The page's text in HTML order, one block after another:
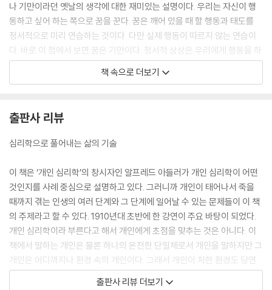
나 기만이라던 옛날의 생각에 대한 재미있는 설명이다. 우리는 자신이 행
동하고 싶어 하는 쪽으로 꿈을 꾼다. 꿈은 깨어 있을 때 할 행동과 태도를
정서적으로 미리 연습하는 것이다. 다만 실제 행동이 따르지 않는 연습이
다. 바로 이 점에서 보면 꿈은 기만이다. 정서적 상상은 우리에게 행동을 하
지 않는데도 행동의 전율을 안겨준다.”
“제대로 조정된 사회라면 구성원들이 능력을 개발할 수 있도록 받쳐주는
되어야 한다는 전제가 깔리기 때문이다. 사실 어느 개인이 고립된 조건에
서 산다면 어떤 기능에 결점이 있을 수도 있지만 이 개인이 제대로 조직된
“어떤 환자가 자신의 과거를 되돌아볼 때, 우리는 그의 기억에 떠오르는 것
이면 무엇이든 그에게 정서적으로 중요할 것이라고, 따라서 그의 성격을
풀 어떤 열쇠를 내놓을 것이라고 확신할 수 있다. 잊혀진 기억들도 생활양
식과 원형에 중요하다는 점을 부정할 수 없다. 그러나 잊혀진 기억들 혹은
흔히들 불리는 대로 무의식의 기억들을 찾아내는 것은 훨씬 더 어려운 일
이다. 의식적인 기억이든 무의식적인 기억이든 같은 우월의 목표를 향해
달린다는 공통점을 갖고 있다. 이 기억들 모두가 전체 원형의 일부를 이루
고 있다. 그러므로 가능하다면 의식적 기억과 무의식적 기억을 함께 발견
하는 것이 좋다. 의식적 기억과 무의식적 기억은 둘 다 똑같이 중요한 문제
책 속으로 더보기
출판사 리뷰
심리학으로 풀어내는 삶의 기술
이 책은 ‘개인 심리학’의 창시자인 알프레드 아들러가 개인 심리학이 어떤
것인지를 사례 중심으로 설명하고 있다. 그러니까 개인이 태어나서 죽을
때까지 겪는 인생의 여러 단계와 그 단계에 일어날 수 있는 문제들이 이 책
의 주제라고 할 수 있다. 1910년대 초반에 한 강연이 주요 바탕이 되었다.
개인 심리학이라 부른다고 해서 개인에게 초점을 맞추는 것은 아니다. 이
책에서 말하는 개인은 물론 하나의 온전한 단일체로서 개인을 말하지만 그
개인은 어디까지나 환경 속의 개인이다. 그래서 개인이 처한 환경도 당연
히 고려의 대상이 된다. 또 각 개인과 관계를 맺고 있는 사람들도 고려의 대
출판사 리뷰 더보기